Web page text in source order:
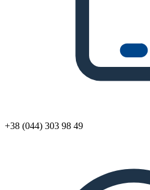
+38 (044) 303 98 49